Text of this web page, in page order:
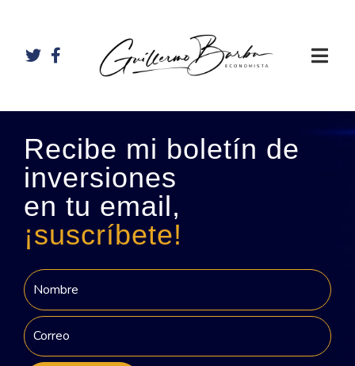
Recibe mi boletín de
inversiones
en tu email,
¡suscríbete!